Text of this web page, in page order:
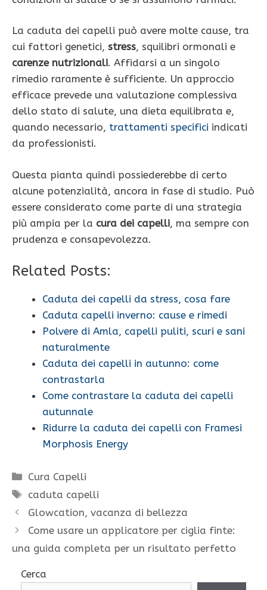
La caduta dei capelli può avere molte cause, tra
cui fattori genetici, stress, squilibri ormonali e
carenze nutrizionali. Affidarsi a un singolo
rimedio raramente è sufficiente. Un approccio
efficace prevede una valutazione complessiva
dello stato di salute, una dieta equilibrata e,
quando necessario, trattamenti specifici indicati
da professionisti.
Questa pianta quindi possiederebbe di certo
alcune potenzialità, ancora in fase di studio. Può
essere considerato come parte di una strategia
più ampia per la cura dei capelli, ma sempre con
prudenza e consapevolezza.
Related Posts:
Caduta dei capelli da stress, cosa fare
Caduta capelli inverno: cause e rimedi
Polvere di Amla, capelli puliti, scuri e sani
naturalmente
Caduta dei capelli in autunno: come
contrastarla
Come contrastare la caduta dei capelli
autunnale
Ridurre la caduta dei capelli con Framesi
Morphosis Energy
Categorie
Cura Capelli
Tag
caduta capelli
Glowcation, vacanza di bellezza
Come usare un applicatore per ciglia finte:
una guida completa per un risultato perfetto
Cerca